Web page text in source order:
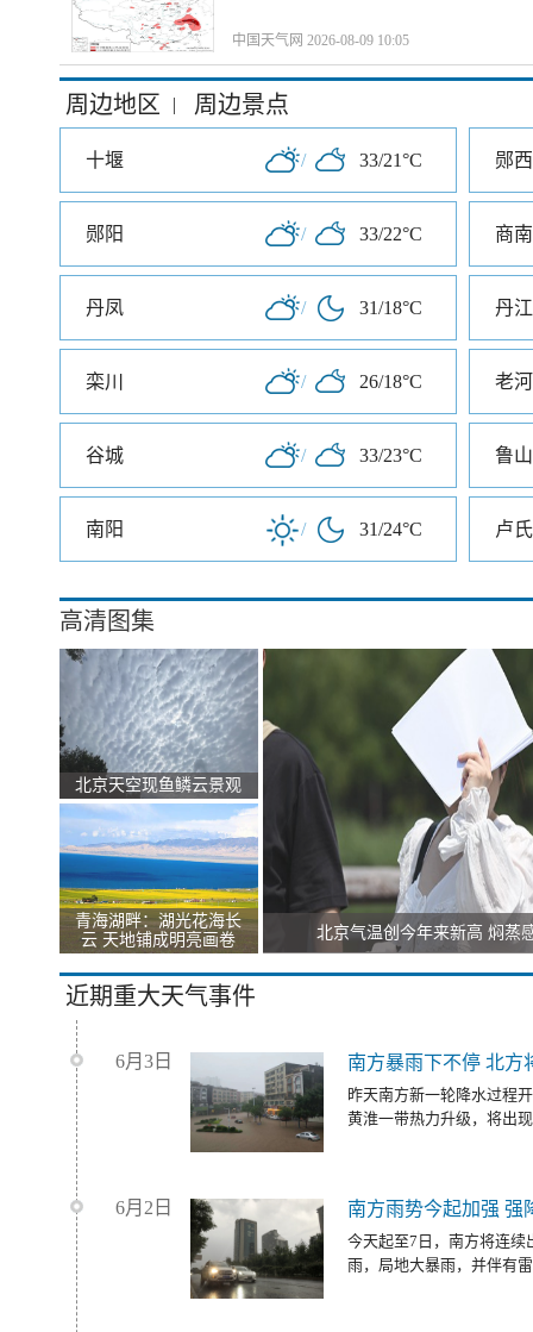
中国天气网 2026-08-09 10:05
周边地区 | 周边景点
十堰 / 33/21°C 郧西
郧阳 / 33/22°C 商南
丹凤 / 31/18°C 丹
栾川 / 26/18°C 老
谷城 / 33/23°C 鲁山
南阳 / 31/24°C 卢氏
高清图集
北京天空现鱼鳞云景观
青海湖畔：湖光花海长
云 天地铺成明亮画卷
北京气温创今年来新高 焖蒸
近期重大天气事件
6月3日 南方暴雨下不停 北方
昨天南方新一轮降水过程
黄淮一带热力升级，将出
6月2日 南方雨势今起加强 强
今天起至7日，南方将连续
雨，局地大暴雨，并伴有